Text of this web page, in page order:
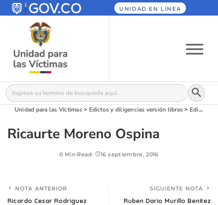
UNIDAD EN LÍNEA
Buscar: Botón
Unidad para las Víctimas> Edictos y diligencias versión libres > Edictos
Ricaurte Moreno Ospina
0 Min Read 16 septiembre, 2016
NOTA ANTERIOR
Ricardo Cesar Rodriguez
SIGUIENTE NOTA
Ruben Dario Murillo Benitez